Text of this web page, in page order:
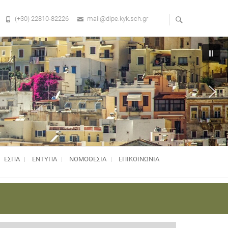
(+30) 22810-82226 mail@dipe.kyk.sch.gr
ΕΣΠΑ ΕΝΤΥΠΑ ΝΟΜΟΘΕΣΊΑ ΕΠΙΚΟΙΝΩΝΙΑ